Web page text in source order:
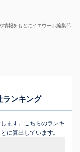
情報をもとにイエウール編集部
ランキング
ます。こちらのランキ
に算出しています。